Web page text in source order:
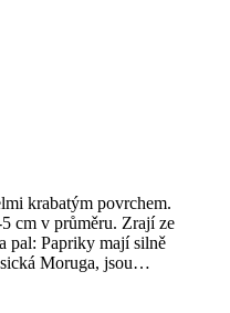
krabatým povrchem.
cm v průměru. Zrají ze
pal: Papriky mají silně
Moruga, jsou…